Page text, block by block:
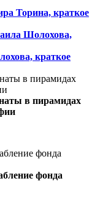
Торина, краткое
Шолохова,
краткое
в пирамидах
фонда